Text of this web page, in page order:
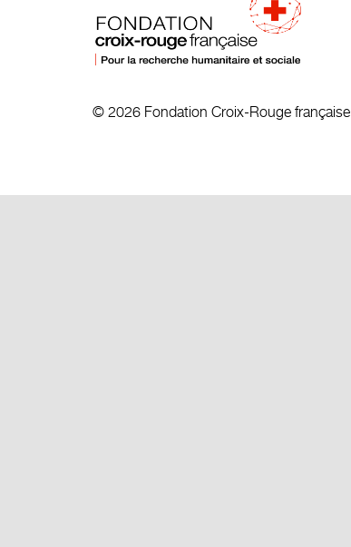
© 2026 Fondation Croix-Rouge française